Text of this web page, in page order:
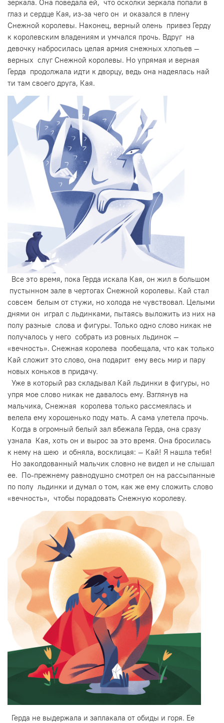
зеркала. Она поведала ей, что осколки зеркала попали в
глаз и сердце Кая, из-за чего он и оказался в плену
Снежной королевы. Наконец, верный олень привез Герду
к королевским владениям и умчался прочь. Вдруг на
девочку набросилась целая армия снежных хлопьев —
верных слуг Снежной королевы. Но упрямая и верная
Герда продолжала идти к дворцу, ведь она надеялась най
ти там своего друга, Кая.
Все это время, пока Герда искала Кая, он жил в большом
пустынном зале в чертогах Снежной королевы. Кай стал
совсем белым от стужи, но холода не чувствовал. Целыми
днями он играл с льдинками, пытаясь выложить из них на
полу разные слова и фигуры. Только одно слово никак не
получалось у него собрать из ровных льдинок —
«вечность». Снежная королева пообещала, что как только
Кай сложит это слово, она подарит ему весь мир и пару
новых коньков в придачу.
Уже в который раз складывал Кай льдинки в фигуры, но
упря мое слово никак не давалось ему. Взглянув на
мальчика, Снежная королева только рассмеялась и
велела ему хорошенько поду мать. А сама улетела прочь.
Когда в огромный белый зал вбежала Герда, она сразу
узнала Кая, хоть он и вырос за это время. Она бросилась
к нему на шею и обняла, восклицая: — Кай! Я нашла тебя!
Но заколдованный мальчик словно не видел и не слышал
ее. По-прежнему равнодушно смотрел он на рассыпанные
по полу льдинки и думал о том, как же ему сложить слово
«вечность», чтобы порадовать Снежную королеву.
Герда не выдержала и заплакала от обиды и горя. Ее